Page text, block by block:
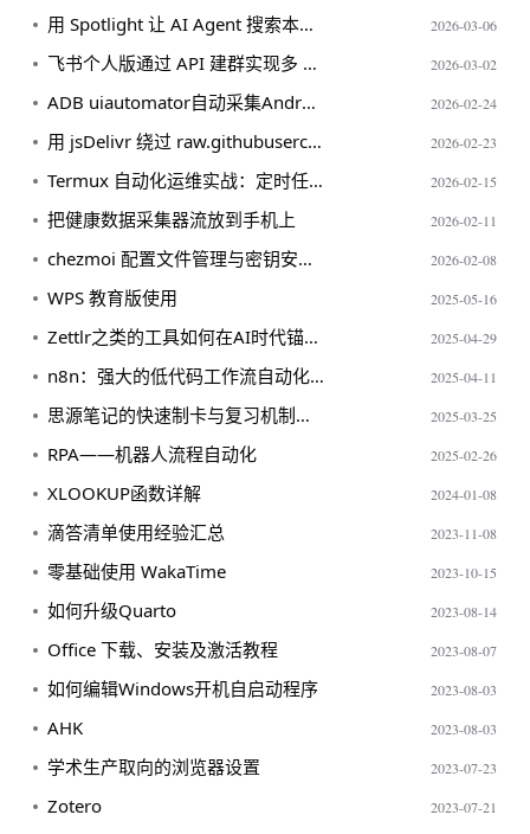
用 Spotlight 让 AI Agent 搜索本地文档 2026-03-06
飞书个人版通过 API 建群实现多 Agent 消息分流 2026-03-02
ADB uiautomator自动采集Android App数据实战 2026-02-24
用 jsDelivr 绕过 raw.githubusercontent.com 访问限制 2026-02-23
Termux 自动化运维实战：定时任务防杀与 Tailscale 跨网络访问 2026-02-15
把健康数据采集器流放到手机上 2026-02-11
chezmoi 配置文件管理与密钥安全实践 2026-02-08
WPS 教育版使用 2025-05-16
Zettlr之类的工具如何在AI时代锚定深度思考的价值 2025-04-29
n8n：强大的低代码工作流自动化平台 2025-04-11
思源笔记的快速制卡与复习机制解析 2025-03-25
RPA——机器人流程自动化 2025-02-26
XLOOKUP函数详解 2024-01-08
滴答清单使用经验汇总 2023-11-08
零基础使用 WakaTime 2023-10-15
如何升级Quarto 2023-08-14
Office 下载、安装及激活教程 2023-08-07
如何编辑Windows开机自启动程序 2023-08-03
AHK 2023-08-03
学术生产取向的浏览器设置 2023-07-23
Zotero 2023-07-21